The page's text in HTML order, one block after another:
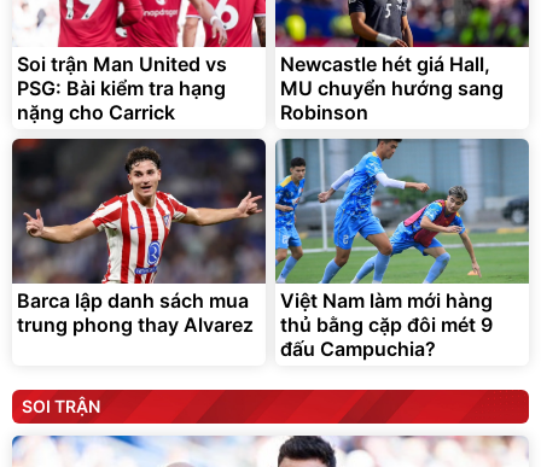
Soi trận Man United vs
PSG: Bài kiểm tra hạng
nặng cho Carrick
Newcastle hét giá Hall,
MU chuyển hướng sang
Robinson
Barca lập danh sách mua
trung phong thay Alvarez
Việt Nam làm mới hàng
thủ bằng cặp đôi mét 9
đấu Campuchia?
SOI TRẬN